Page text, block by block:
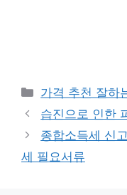
카
테
리
가격 추천 잘하
습진으로 인한
종합소득세 신
세 필요서류